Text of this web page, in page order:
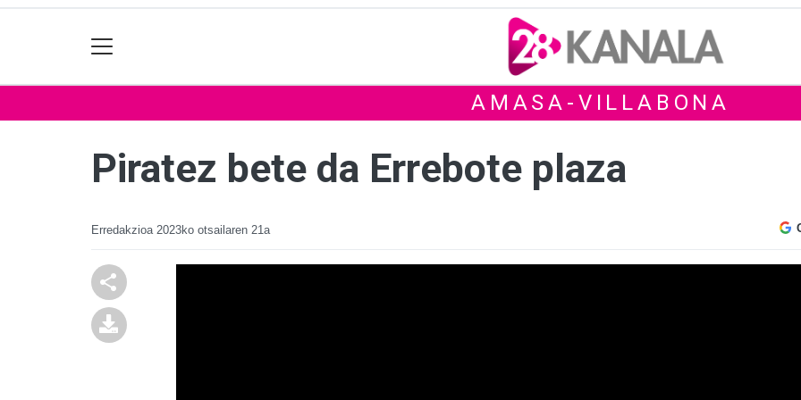
AMASA-VILLABONA
Piratez bete da Errebote plaza
Erredakzioa 2023ko otsailaren 21a